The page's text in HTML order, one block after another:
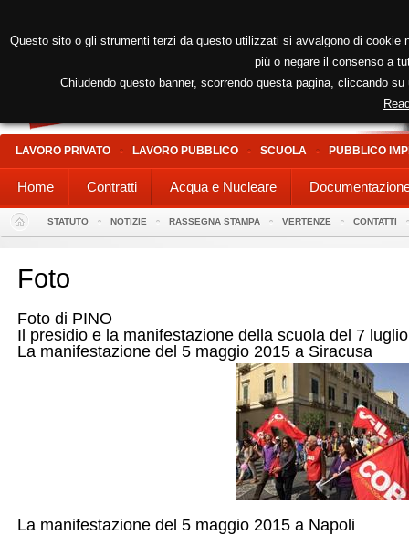
LAVORO PRIVATO LAVORO PUBBLICO SCUOLA PUBBLICO
Home Contratti Acqua e Nucleare
STATUTO NOTIZIE RASSEGNA STAMPA VERTENZE CONTATTI
Foto
Foto di PINO
Il presidio e la manifestazione della scuola del 7
La manifestazione del 5 maggio 2015 a Siracusa
La manifestazione del 5 maggio 2015 a Napoli
Questo sito o gli strumenti terzi da questo utilizzati si avvalgono di
più o negare il consenso a
Chiudendo questo banner, scorrendo questa pagina, cliccando